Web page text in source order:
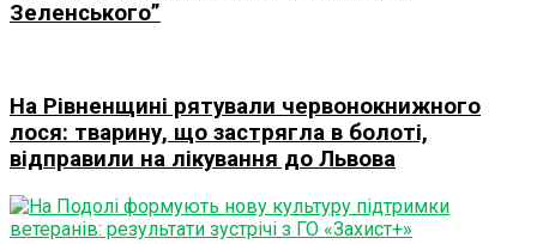
Зеленського”
На Рівненщині рятували червонокнижного
лося: тварину, що застрягла в болоті,
відправили на лікування до Львова